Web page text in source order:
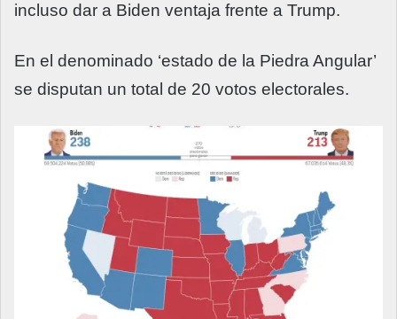
incluso dar a Biden ventaja frente a Trump.
En el denominado ‘estado de la Piedra Angular’
se disputan un total de 20 votos electorales.